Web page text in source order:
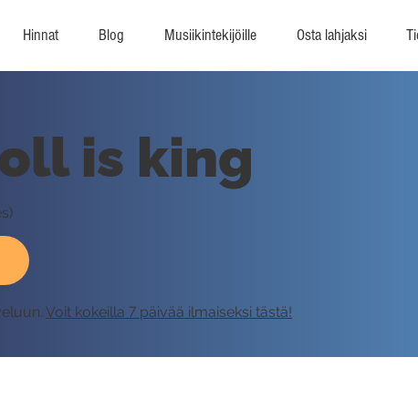
Hinnat Blog Musiikintekijöille Osta lahjaksi
is king
Voit kokeilla 7 päivää ilmaiseksi tästä!